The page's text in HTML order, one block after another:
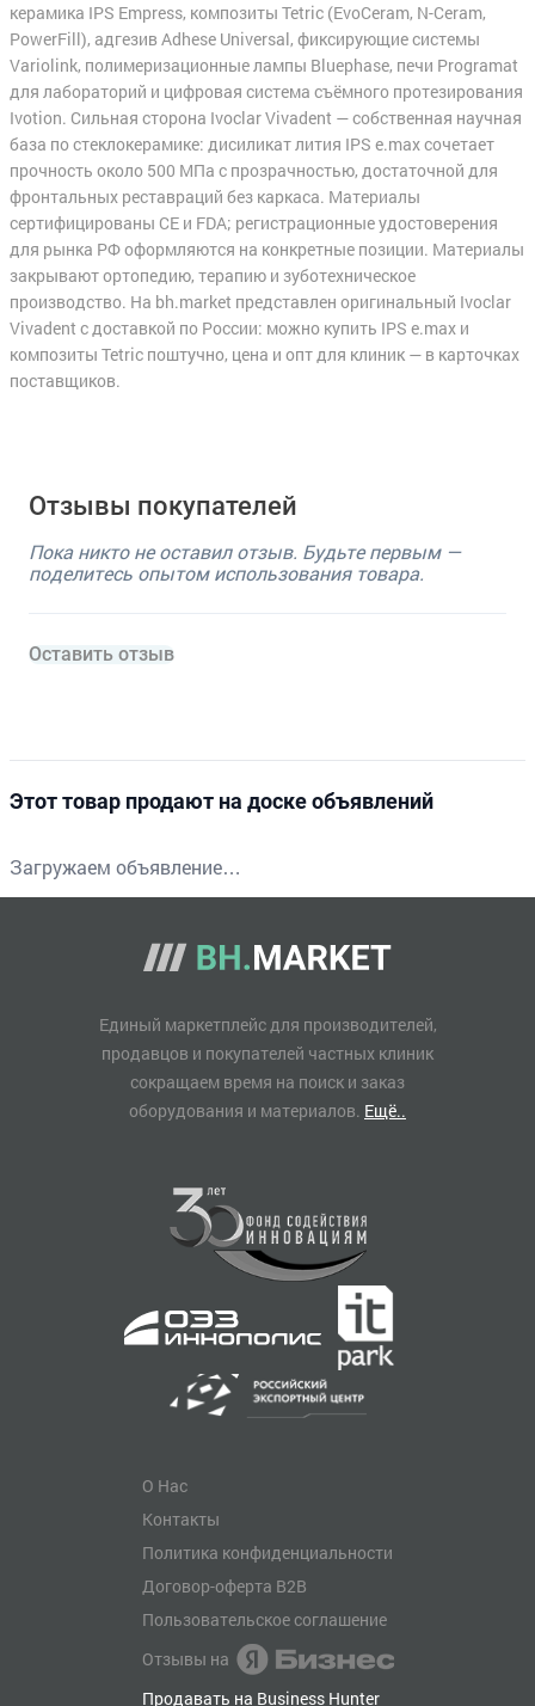
керамика IPS Empress, композиты Tetric (EvoCeram, N-Ceram,
PowerFill), адгезив Adhese Universal, фиксирующие системы
Variolink, полимеризационные лампы Bluephase, печи Programat
для лабораторий и цифровая система съёмного протезирования
Ivotion. Сильная сторона Ivoclar Vivadent — собственная научная
база по стеклокерамике: дисиликат лития IPS e.max сочетает
прочность около 500 МПа с прозрачностью, достаточной для
фронтальных реставраций без каркаса. Материалы
сертифицированы CE и FDA; регистрационные удостоверения
для рынка РФ оформляются на конкретные позиции. Материалы
закрывают ортопедию, терапию и зуботехническое
производство. На bh.market представлен оригинальный Ivoclar
Vivadent с доставкой по России: можно купить IPS e.max и
композиты Tetric поштучно, цена и опт для клиник — в карточках
поставщиков.
Отзывы покупателей
Пока никто не оставил отзыв. Будьте первым —
поделитесь опытом использования товара.
Оставить отзыв
Этот товар продают на доске объявлений
Загружаем объявление…
Единый маркетплейс для производителей,
продавцов и покупателей частных клиник
сокращаем время на поиск и заказ
оборудования и материалов. Ещё..
О Нас
Контакты
Политика конфиденциальности
Договор-оферта B2B
Пользовательское соглашение
Отзывы на
Продавать на Business Hunter